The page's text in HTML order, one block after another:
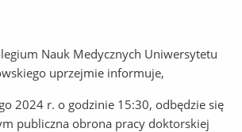
Nauk Medycznych Uniwersytetu
uprzejmie informuje,
2024 r. o godzinie 15:30, odbędzie się
publiczna obrona pracy doktorskiej